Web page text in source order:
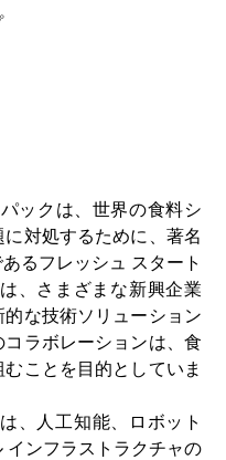
ックは、世界の食料シ
対処するために、著名
るフレッシュ スタート
、さまざまな新興企業
な技術ソリューション
ラボレーションは、食
ことを目的としていま
、人工知能、ロボット
ンフラストラクチャの